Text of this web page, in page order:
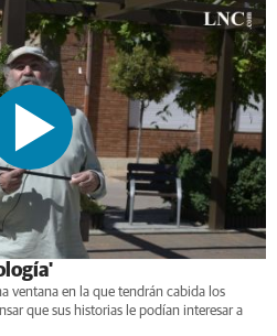
ventana en la que tendrán cabida los
que sus historias le podían interesar a